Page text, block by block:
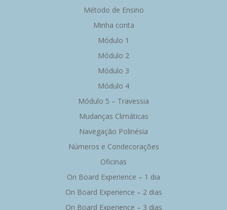
Método de Ensino
Minha conta
Módulo 1
Módulo 2
Módulo 3
Módulo 4
Módulo 5 – Travessia
Mudanças Climáticas
Navegação Polinésia
Números e Condecorações
Oficinas
On Board Experience – 1 dia
On Board Experience – 2 dias
On Board Experience – 3 dias